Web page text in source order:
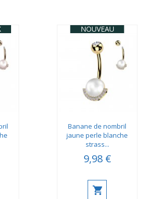
NOUVEAU
Banane de nombril
jaune perle blanche
strass...
9,98 €